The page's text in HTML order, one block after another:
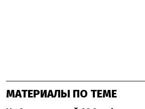
МАТЕРИАЛЫ ПО ТЕМЕ